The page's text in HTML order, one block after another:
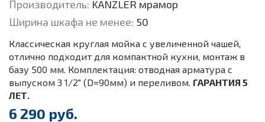
Производитель: KANZLER мрамор
Ширина шкафа не менее: 50
Классическая круглая мойка c увеличенной чашей,
отлично подходит для компактной кухни, монтаж в
базу 500 мм. Комплектация: отводная арматура с
выпуском 3 1/2" (D=90мм) и переливом. ГАРАНТИЯ 5
ЛЕТ.
6 290 руб.